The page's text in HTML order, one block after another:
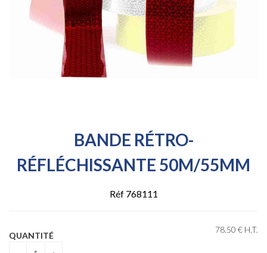
BANDE RÉTRO-
RÉFLÉCHISSANTE 50M/55MM
Réf 768111
78.50 € H.T.
QUANTITÉ